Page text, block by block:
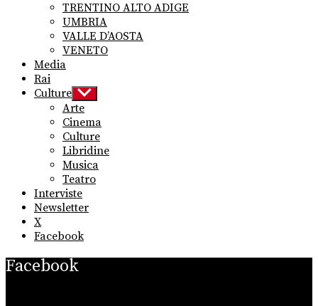
TRENTINO ALTO ADIGE
UMBRIA
VALLE D’AOSTA
VENETO
Media
Rai
Culture Show
sub
menu
Arte
Cinema
Culture
Libridine
Musica
Teatro
Interviste
Newsletter
X
Facebook
Facebook